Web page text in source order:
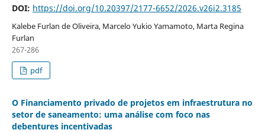
DOI: https://doi.org/10.20397/2177-6652/2026.v26i2.3185
Kalebe Furlan de Oliveira, Marcelo Yukio Yamamoto, Marta Regina
Furlan
267-286
pdf
O Financiamento privado de projetos em infraestrutura no
setor de saneamento: uma análise com foco nas
debentures incentivadas